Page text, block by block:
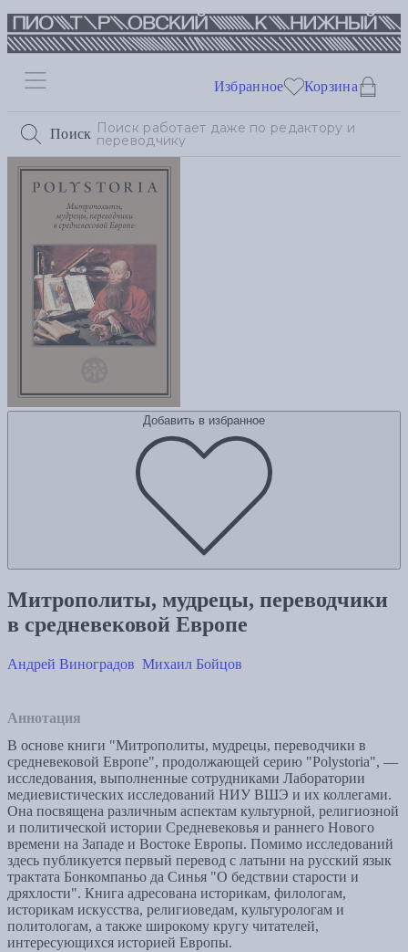
Поиск
Избранное Корзина
Добавить в избранное
Митрополиты, мудрецы, переводчики
в cредневековой Европе
Андрей Виноградов Михаил Бойцов
Аннотация
В основе книги "Митрополиты, мудрецы, переводчики в
cредневековой Европе", продолжающей серию "Polystoria", —
исследования, выполненные сотрудниками Лаборатории
медиевистических исследований НИУ ВШЭ и их коллегами.
Она посвящена различным аспектам культурной, религиозной
и политической истории Средневековья и раннего Нового
времени на Западе и Востоке Европы. Помимо исследований
здесь публикуется первый перевод с латыни на русский язык
трактата Бонкомпаньо да Синья "О бедствии старости и
дряхлости". Книга адресована историкам, филологам,
историкам искусства, религиоведам, культурологам и
политологам, а также широкому кругу читателей,
интересующихся историей Европы.